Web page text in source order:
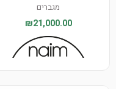
מגברים
₪21,000.00